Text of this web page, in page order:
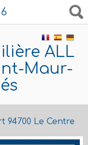
94700 Le Centre